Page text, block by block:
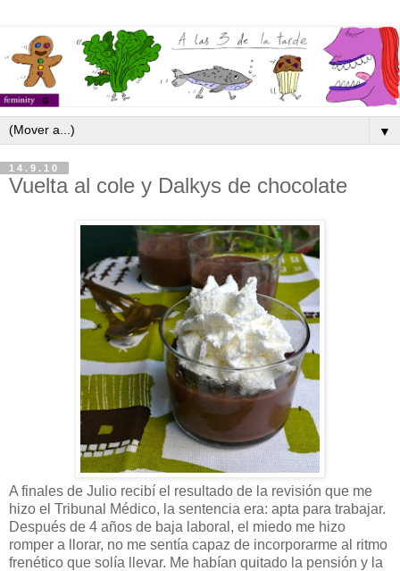
▼
14.9.10
Vuelta al cole y Dalkys de chocolate
A finales de Julio recibí el resultado de la revisión que me
hizo el Tribunal Médico, la sentencia era: apta para trabajar.
Después de 4 años de baja laboral, el miedo me hizo
romper a llorar, no me sentía capaz de incorporarme al ritmo
frenético que solía llevar. Me habían quitado la pensión y la